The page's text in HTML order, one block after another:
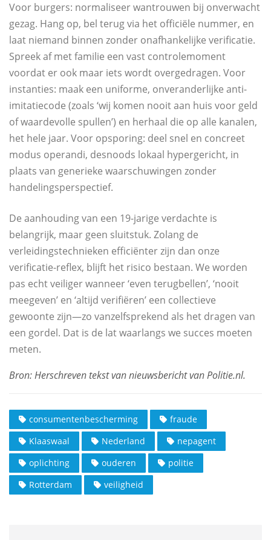
Voor burgers: normaliseer wantrouwen bij onverwacht
gezag. Hang op, bel terug via het officiële nummer, en
laat niemand binnen zonder onafhankelijke verificatie.
Spreek af met familie een vast controlemoment
voordat er ook maar iets wordt overgedragen. Voor
instanties: maak een uniforme, onveranderlijke anti-
imitatiecode (zoals ‘wij komen nooit aan huis voor geld
of waardevolle spullen’) en herhaal die op alle kanalen,
het hele jaar. Voor opsporing: deel snel en concreet
modus operandi, desnoods lokaal hypergericht, in
plaats van generieke waarschuwingen zonder
handelingsperspectief.
De aanhouding van een 19-jarige verdachte is
belangrijk, maar geen sluitstuk. Zolang de
verleidingstechnieken efficiënter zijn dan onze
verificatie-reflex, blijft het risico bestaan. We worden
pas echt veiliger wanneer ‘even terugbellen’, ‘nooit
meegeven’ en ‘altijd verifiëren’ een collectieve
gewoonte zijn—zo vanzelfsprekend als het dragen van
een gordel. Dat is de lat waarlangs we succes moeten
meten.
consumentenbescherming
fraude
Klaaswaal
Nederland
nepagent
oplichting
ouderen
politie
Rotterdam
veiligheid